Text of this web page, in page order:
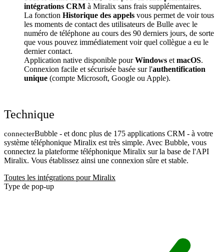
intégrations CRM à Miralix sans frais supplémentaires.
La fonction Historique des appels vous permet de voir tous
les moments de contact des utilisateurs de Bulle avec le
numéro de téléphone au cours des 90 derniers jours, de sorte
que vous pouvez immédiatement voir quel collègue a eu le
dernier contact.
Application native disponible pourWindows et macOS.
Connexion facile et sécurisée basée sur l'authentification
unique (compte Microsoft, Google ou Apple).
Technique
connecterBubble - et donc plus de 175 applications CRM - à votre
système téléphonique Miralix est très simple. Avec Bubble, vous
connectez la plateforme téléphonique Miralix sur la base de l'API
Miralix. Vous établissez ainsi une connexion sûre et stable.
Toutes les intégrations pour Miralix
Type de pop-up